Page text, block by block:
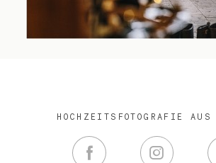
HOCHZEITSFOTOGRAFIE AUS
Hochzeit
Infos / Preise